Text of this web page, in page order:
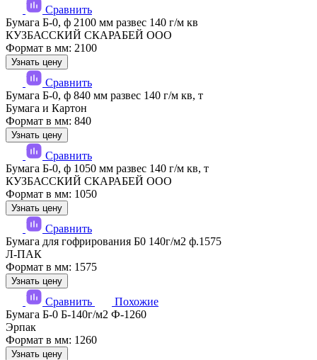
Сравнить
Бумага Б-0, ф 2100 мм развес 140 г/м кв
КУЗБАССКИЙ СКАРАБЕЙ ООО
Формат в мм: 2100
Узнать цену
Сравнить
Бумага Б-0, ф 840 мм развес 140 г/м кв, т
Бумага и Картон
Формат в мм: 840
Узнать цену
Сравнить
Бумага Б-0, ф 1050 мм развес 140 г/м кв, т
КУЗБАССКИЙ СКАРАБЕЙ ООО
Формат в мм: 1050
Узнать цену
Сравнить
Бумага для гофрирования Б0 140г/м2 ф.1575
Л-ПАК
Формат в мм: 1575
Узнать цену
Сравнить
Похожие
Бумага Б-0 Б-140г/м2 Ф-1260
Эрпак
Формат в мм: 1260
Узнать цену